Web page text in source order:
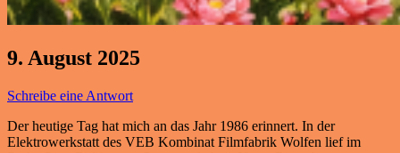
9. August 2025
Schreibe eine Antwort
Der heutige Tag hat mich an das Jahr 1986 erinnert. In der
Elektrowerkstatt des VEB Kombinat Filmfabrik Wolfen lief im